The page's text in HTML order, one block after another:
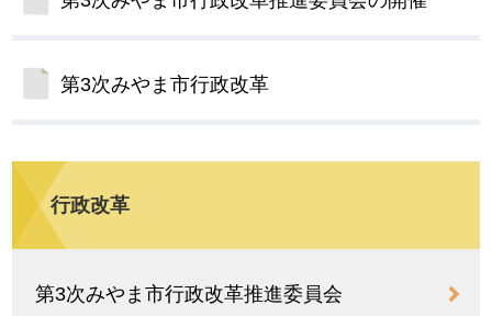
第3次みやま市行政改革
行政改革
第3次みやま市行政改革推進委員会